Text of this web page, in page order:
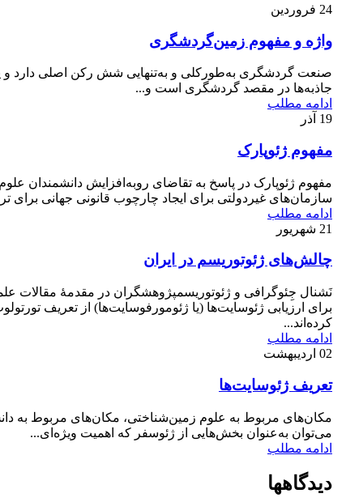
24 فروردین
واژه و مفهوم زمین‌گردشگری
صنعت گردشگری به‌طور‌كلی و به‌تنهایی شش رکن اصلی دارد و
جاذبه‌ها در مقصد گردشگری است و...
ادامه مطلب
19 آذر
مفهوم ژئوپارک
مفهوم ژئوپارک در پاسخ به تقاضای روبه‌افزایش دانشمندان
سازمان‌های غیردولتی برای ایجاد چارچوب قانونی جهانی برای
ادامه مطلب
21 شهریور
چالش‌‌های ژئوتوریسم در ایران
نَشنال جِئوگرافی و ژئوتوریسمپژوهشگران در مقدمۀ مقالات
برای ارزیابی ژئوسایت‌ها (یا ژئومورفوسایت‌ها) از تعریف
کرده‌اند...
ادامه مطلب
02 اردیبهشت
تعریف ژئوسایت‌ها
مکان‌های مربوط به علوم زمین‌شناختی، مکان‌های مربوط به
می‌توان به‌عنوان بخش‌هایی از ژئوسفر که اهمیت ویژه‌ای...
ادامه مطلب
دیدگاهها